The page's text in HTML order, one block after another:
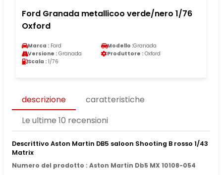
Ford Granada metallicoo verde/nero 1/76
Oxford
Marca : Ford Modello :Granada
Versione : Granada Produttore : Oxford
Scala : 1/76
descrizione
caratteristiche
Le ultime 10 recensioni
Descrittivo Aston Martin DB5 saloon Shooting B rosso 1/43
Matrix
Numero del prodotto : Aston Martin Db5 MX 10108-054